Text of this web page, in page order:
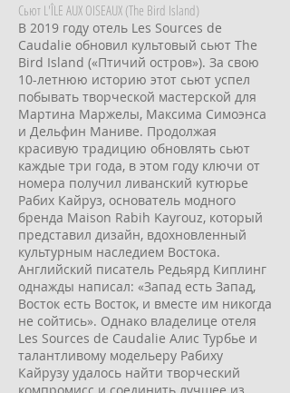
Сьют L'ÎLE AUX OISEAUX (The Bird Island)
В 2019 году отель Les Sources de
Caudalie обновил культовый сьют The
Bird Island («Птичий остров»). За свою
10-летнюю историю этот сьют успел
побывать творческой мастерской для
Мартина Маржелы, Максима Симоэнса
и Дельфин Маниве. Продолжая
красивую традицию обновлять сьют
каждые три года, в этом году ключи от
номера получил ливанский кутюрье
Рабих Кайруз, основатель модного
бренда Maison Rabih Kayrouz, который
представил дизайн, вдохновленный
культурным наследием Востока.
Английский писатель Редьярд Киплинг
однажды написал: «Запад есть Запад,
Восток есть Восток, и вместе им никогда
не сойтись». Однако владелице отеля
Les Sources de Caudalie Алис Турбье и
талантливому модельеру Рабиху
Кайрузу удалось найти творческий